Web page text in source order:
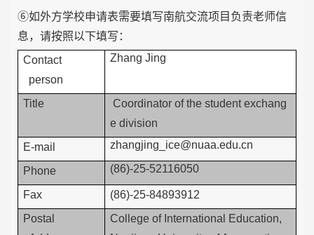
⑥如外方学校申请表需要填写南航交流项目负责老师信
息，请按照以下填写：
Contact
person
Zhang Jing
Title
Coordinator of the student exchang
e division
E-mail
zhangjing_ice@nuaa.edu.cn
Phone (86)-25-52116050
Fax
(86)-25-84893912
Postal
College of International Education,